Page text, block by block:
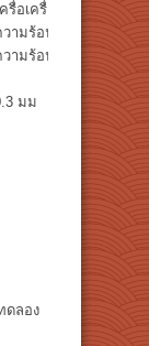
อเครื่องทำความร้อน
ามร้อนจุดฮาโลเจน
ามร้อนจุดฮาโลเจน
มม
ดลอง